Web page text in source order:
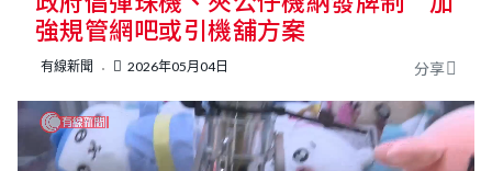
按輸入鍵開始搜尋
強規管網吧或引機舖方案
有線新聞 2026年05月04日 分享